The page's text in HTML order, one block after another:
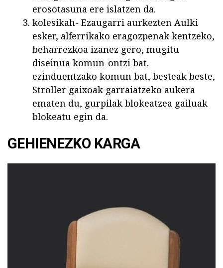
erosotasuna ere islatzen da.
kolesikah- Ezaugarri aurkezten Aulki
esker, alferrikako eragozpenak kentzeko,
beharrezkoa izanez gero, mugitu
diseinua komun-ontzi bat.
ezinduentzako komun bat, besteak beste,
Stroller gaixoak garraiatzeko aukera
ematen du, gurpilak blokeatzea gailuak
blokeatu egin da.
GEHIENEZKO KARGA